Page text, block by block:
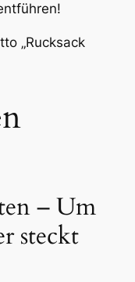
„Rucksack
– Um
steckt